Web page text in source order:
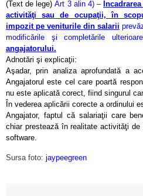
(Text de lege)Art 3 alin 4) –
activităţi sau de ocupaţii, în
impozit pe veniturile din salarii
modificările şi completările
angajatorului.
Adnotări şi explicaţii:
Aşadar, prin analiza aprofundată a
Angajatorul este cel care poartă
nu este aplicată corect, fiind singurul
În vederea aplicării corecte a ordinului
Angajator, faptul că salariaţii care
chiar prestează în realitate activităţi
software.
Sursa foto: jaypeegreen